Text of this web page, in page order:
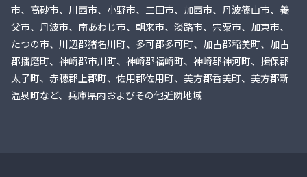
市、高砂市、川西市、小野市、三田市、加西市、丹波篠山市、養
父市、丹波市、南あわじ市、朝来市、淡路市、宍粟市、加東市、
たつの市、川辺郡猪名川町、多可郡多可町、加古郡稲美町、加古
郡播磨町、神崎郡市川町、神崎郡福崎町、神崎郡神河町、揖保郡
太子町、赤穂郡上郡町、佐用郡佐用町、美方郡香美町、美方郡新
温泉町など、兵庫県内およびその他近隣地域